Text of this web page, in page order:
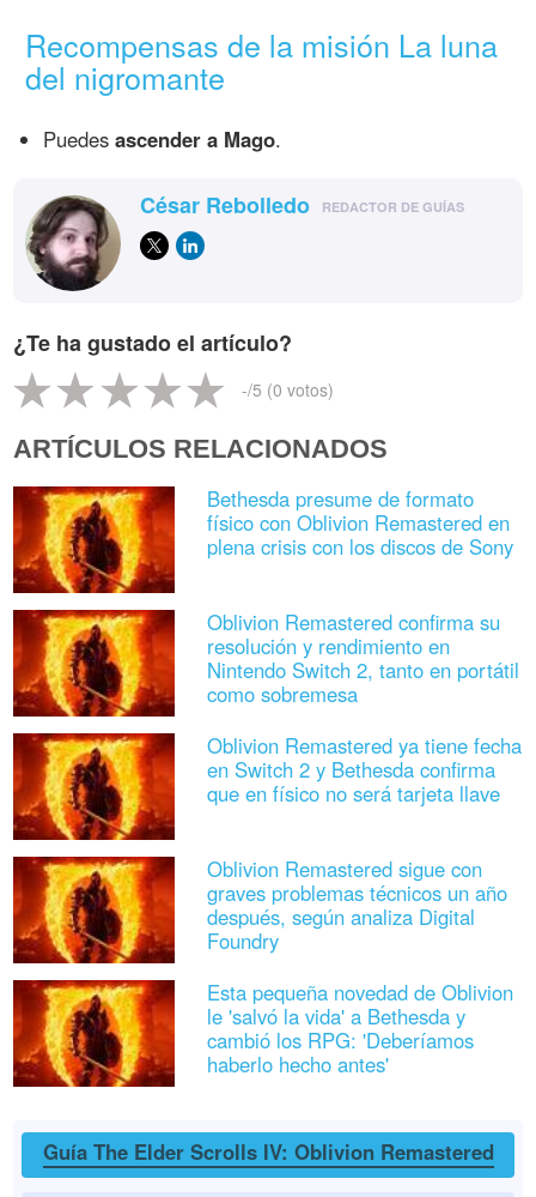
Recompensas de la misión La luna
del nigromante
Puedesascender a Mago.
César Rebolledo REDACTOR DE GUÍAS
¿Te ha gustado el artículo?
-/5 (0 votos)
ARTÍCULOS RELACIONADOS
Bethesda presume de formato
físico con Oblivion Remastered en
plena crisis con los discos de Sony
Oblivion Remastered confirma su
resolución y rendimiento en
Nintendo Switch 2, tanto en portátil
como sobremesa
Oblivion Remastered ya tiene fecha
en Switch 2 y Bethesda confirma
que en físico no será tarjeta llave
Oblivion Remastered sigue con
graves problemas técnicos un año
después, según analiza Digital
Foundry
Esta pequeña novedad de Oblivion
le 'salvó la vida' a Bethesda y
cambió los RPG: 'Deberíamos
haberlo hecho antes'
Guía The Elder Scrolls IV: Oblivion Remastered